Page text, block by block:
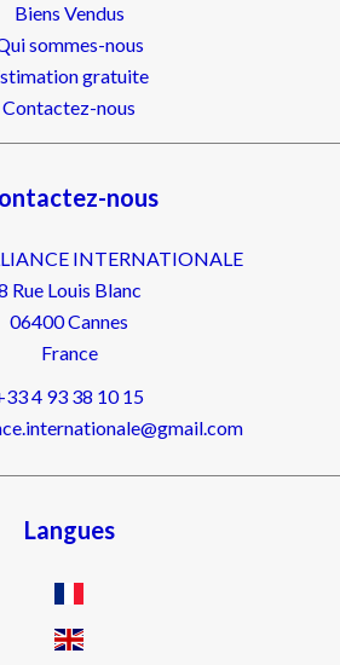
Biens Vendus
sommes-nous
gratuite
Contactez-nous
nous
INTERNATIONALE
Rue Louis Blanc
06400Cannes
France
4 93 38 10 15
Langues